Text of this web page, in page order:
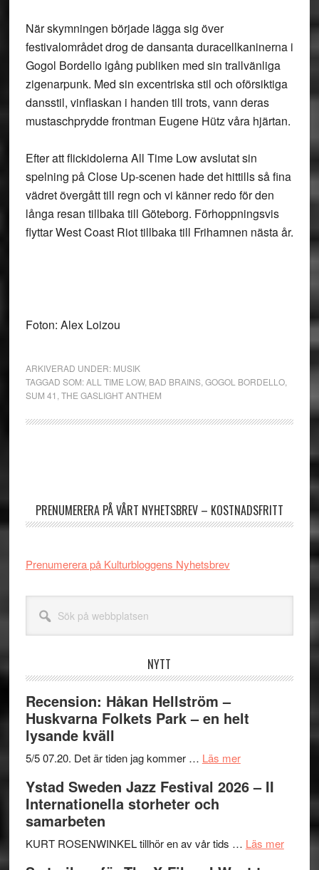
När skymningen började lägga sig över
festivalområdet drog de dansanta duracellkaninerna i
Gogol Bordello igång publiken med sin trallvänliga
zigenarpunk. Med sin excentriska stil och oförsiktiga
dansstil, vinflaskan i handen till trots, vann deras
mustaschprydde frontman Eugene Hütz våra hjärtan.
Efter att flickidolerna All Time Low avslutat sin
spelning på Close Up-scenen hade det hittills så fina
vädret övergått till regn och vi känner redo för den
långa resan tillbaka till Göteborg. Förhoppningsvis
flyttar West Coast Riot tillbaka till Frihamnen nästa år.
Foton: Alex Loizou
ARKIVERAD UNDER: MUSIK
TAGGAD SOM:ALL TIME LOW, BAD BRAINS, GOGOL BORDELLO,
SUM 41 THE GASLIGHT ANTHEM
PRENUMERERA PÅ VÅRT NYHETSBREV – KOSTNADSFRITT
Prenumerera på Kulturbloggens Nyhetsbrev
webbplatsen
NYTT
Recension: Håkan Hellström –
Huskvarna Folkets Park – en helt
lysande kväll
5/5 07.20. Det är tiden jag kommer … Läs merom
Håkan
Huskvarna
Ystad Sweden Jazz Festival 2026 – II
Internationella storheter och
samarbeten
KURT ROSENWINKEL tillhör en av vår tids … Läs merom